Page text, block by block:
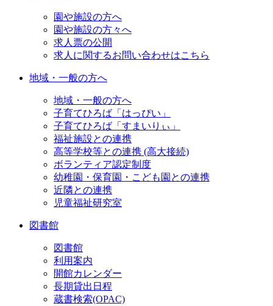
園や施設の方へ
園や施設の方々へ
求人票の公開
求人に関するお問い合わせはこちら
地域・一般の方へ
地域・一般の方へ
子育てひろば「はっぴい」
子育てひろば「すまいりぃ」
福祉施設との連携
高等学校等との連携 (高大接続)
ボランティア認定制度
幼稚園・保育園・こども園との連携
近隣との連携
児童福祉研究室
図書館
図書館
利用案内
開館カレンダー
長期貸出日程
蔵書検索(OPAC)